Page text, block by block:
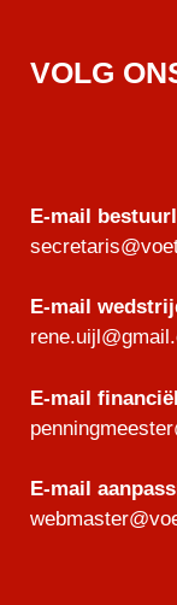
VOLG
E-mail
E-mail
E-mail
E-mail